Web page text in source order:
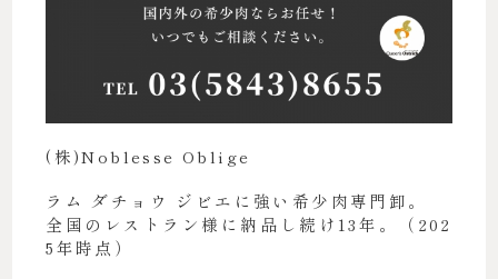
(株)Noblesse Oblige
ラム ダチョウ ジビエに強い希少肉専門卸。
全国のレストラン様に納品し続け13年。（202
5年時点）